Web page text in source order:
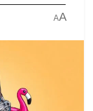
AA